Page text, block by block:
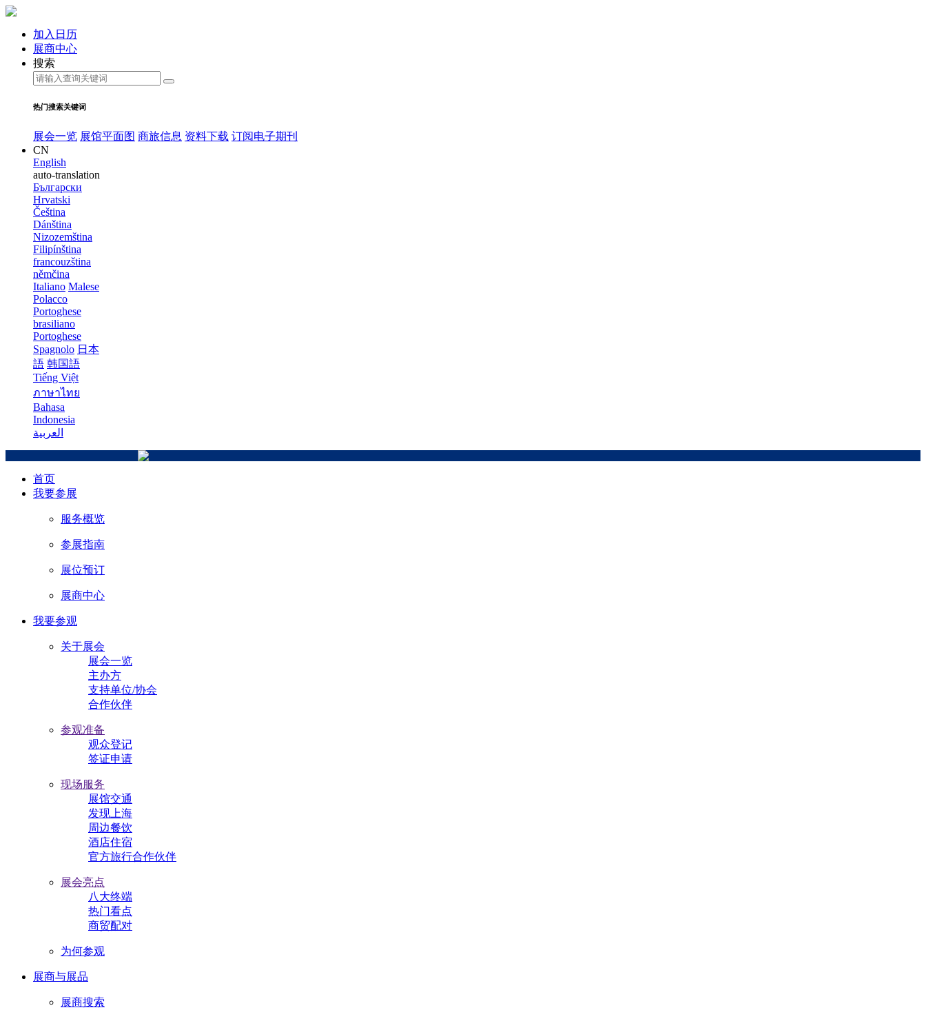
加入日历
展商中心
搜索
热门搜索关键词
展会一览 展馆平面图 商旅信息 资料下载 订阅电子期刊
CN
English
auto-translation
Български
Hrvatski
Čeština
Dánština
Nizozemština
Filipínština
francouzština
němčina
Italiano Malese
Polacco
Portoghese
brasiliano
Portoghese
Spagnolo 日本
語 韩国語
Tiếng Việt
ภาษาไทย
Bahasa
Indonesia
العربية
首页
我要参展
服务概览
参展指南
展位预订
展商中心
我要参观
关于展会
展会一览
主办方
支持单位/协会
合作伙伴
参观准备
观众登记
签证申请
现场服务
展馆交通
发现上海
周边餐饮
酒店住宿
官方旅行合作伙伴
展会亮点
八大终端
热门看点
商贸配对
为何参观
展商与展品
展商搜索